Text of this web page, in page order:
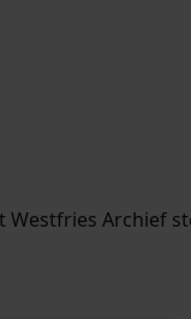
zoektips.
zoektips.
Archief
uw zoekopdracht te